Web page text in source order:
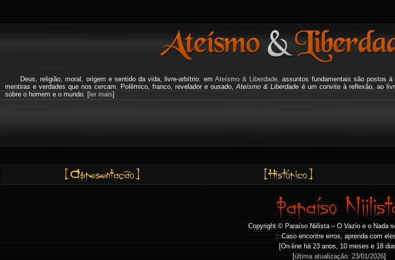
Deus, religião, moral, origem e sentido da vida, livre-arbítrio: em Ateísmo & Liberdade , assuntos fundamentais são postos
mentiras e verdades que nos cercam. Polêmico, franco, revelador e ousado,Ateísmo & Liberdade é um convite à reflexão, ao
sobre o homem e o mundo. [ler mais]
Copyright © Paraíso Niilista – O Vazio e o Nada
:: Caso encontre erros, aprenda com
[On-line há 23 anos, 10 meses e 18
[última atualização: 23/01/2026]